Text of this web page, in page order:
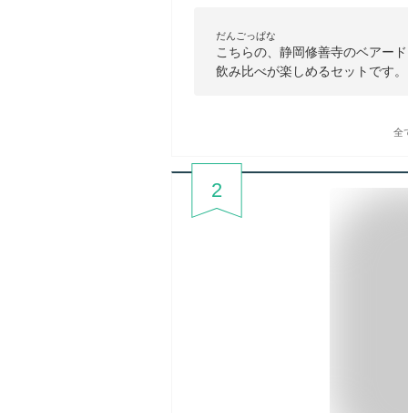
だんごっぱな
こちらの、静岡修善寺のベアー
飲み比べが楽しめるセットです。
全
2